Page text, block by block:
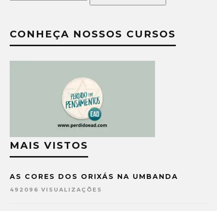
CONHEÇA NOSSOS CURSOS
MAIS VISTOS
AS CORES DOS ORIXÁS NA UMBANDA
492096 VISUALIZAÇÕES